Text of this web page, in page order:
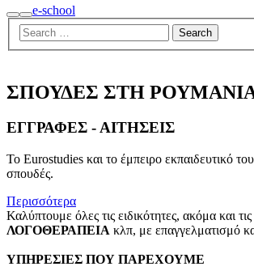
Search
Main
menu
e-school
ΣΠΟΥΔΕΣ ΣΤΗ
ΕΓΓΡΑΦΕΣ - ΑΙΤΗΣΕΙΣ
To Eurostudies και το έμπειρο εκπαιδευτικό
σπουδές.
Περισσότερα
Καλύπτουμε όλες τις ειδικότητες, ακόμα και
ΛΟΓΟΘΕΡΑΠΕΙΑ κλπ, με επαγγελματισμό
ΥΠΗΡΕΣΙΕΣ ΠΟΥ ΠΑΡΕΧΟΥΜΕ